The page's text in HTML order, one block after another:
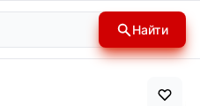
Найти